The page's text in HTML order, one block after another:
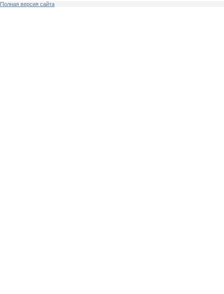
Полная версия сайта